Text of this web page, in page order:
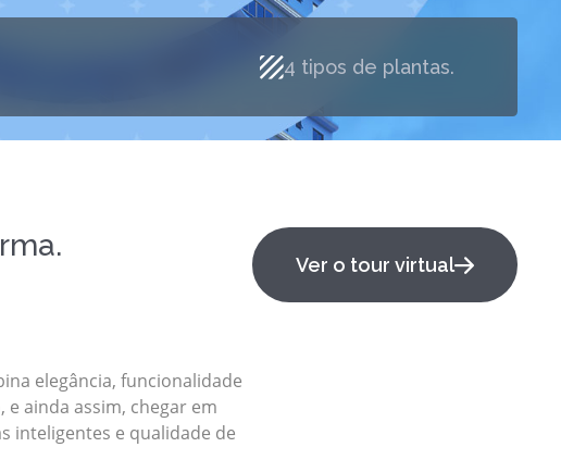
2 vagas. 4 tipos de
elegância, funcionalidade
ainda assim, chegar em
inteligentes e qualidade de
Ver o tour virtual